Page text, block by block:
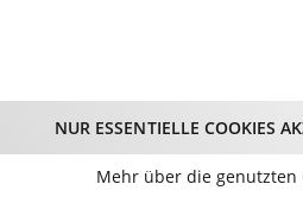
Mehr als
NUR ESSENTIELLE COOKIES
Mehr über die genutzten